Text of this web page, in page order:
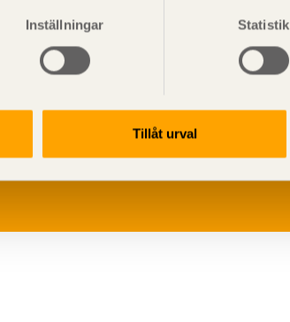
Inställningar Statistik
Tillåt urval